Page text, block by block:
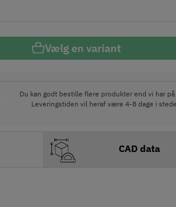
Vælg en variant
Du kan godt bestille flere produkter end vi har på
Leveringstiden vil heraf være 4-8 dage i
CAD data